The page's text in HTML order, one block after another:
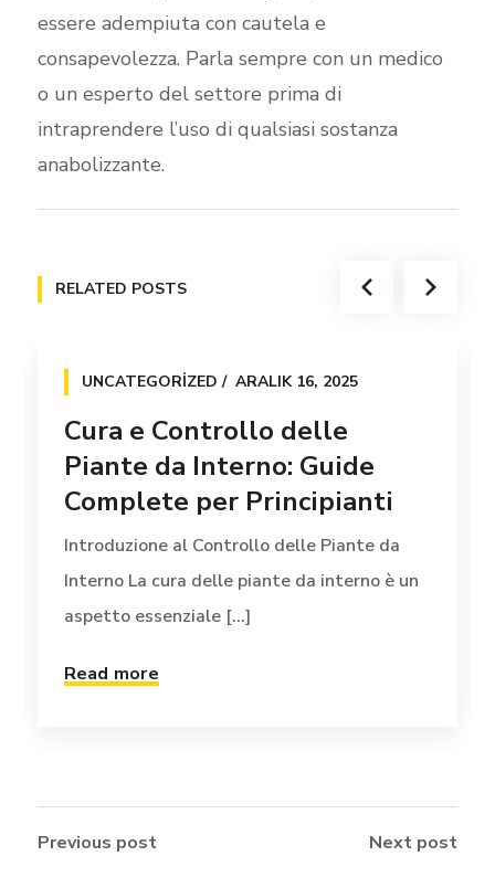
essere adempiuta con cautela e
consapevolezza. Parla sempre con un medico
o un esperto del settore prima di
intraprendere l’uso di qualsiasi sostanza
anabolizzante.
RELATED POSTS
UNCATEGORIZED ARALIK 16, 2025
Cura e Controllo delle
Piante da Interno: Guide
Complete per Principianti
Introduzione al Controllo delle Piante da
Interno La cura delle piante da interno è un
aspetto essenziale [...]
Read more
Previous post Next post